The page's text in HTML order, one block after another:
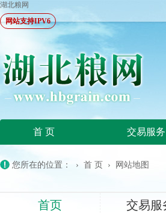
湖北粮网
网站支持IPV6
首 页 交易服务
您所在的位置： › 首 页 › 网站地图
首页 交易服